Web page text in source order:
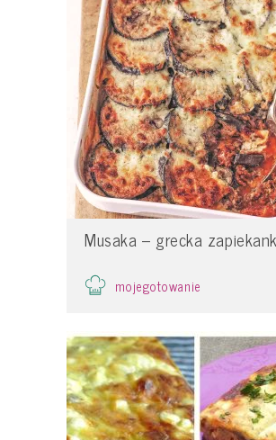
Musaka – grecka
mojegotowanie